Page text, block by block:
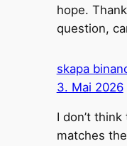
hope.
question,
skapa
3. Mai 2026
I don’t
matches